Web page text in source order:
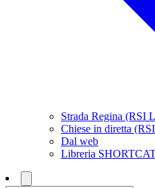
Strada Regina (RSI
Chiese in diretta
Dal web
Libreria